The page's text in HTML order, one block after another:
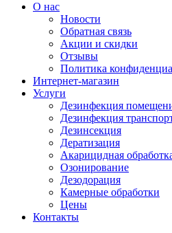
О нас
Новости
Обратная связь
Акции и скидки
Отзывы
Политика
Интернет-магазин
Услуги
Дезинфекция
Дезинфекция
Дезинсекция
Дератизация
Акарицидная
Озонирование
Дезодорация
Камерные обработки
Цены
Контакты